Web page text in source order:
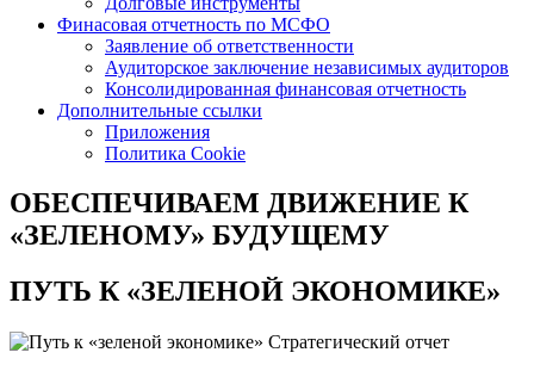
Финасовая отчетность по МСФО
Заявление об ответственности
Аудиторское заключение независимых аудиторов
Консолидированная финансовая отчетность
Дополнительные ссылки
Приложения
Политика Cookie
ОБЕСПЕЧИВАЕМ ДВИЖЕНИЕ К
«ЗЕЛЕНОМУ» БУДУЩЕМУ
ПУТЬ К«ЗЕЛЕНОЙ ЭКОНОМИКЕ»
Стратегический отчет